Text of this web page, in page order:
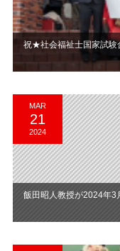
祝★社会福祉士国家試験
MAR
21
2024
飯田昭人教授が2024年3